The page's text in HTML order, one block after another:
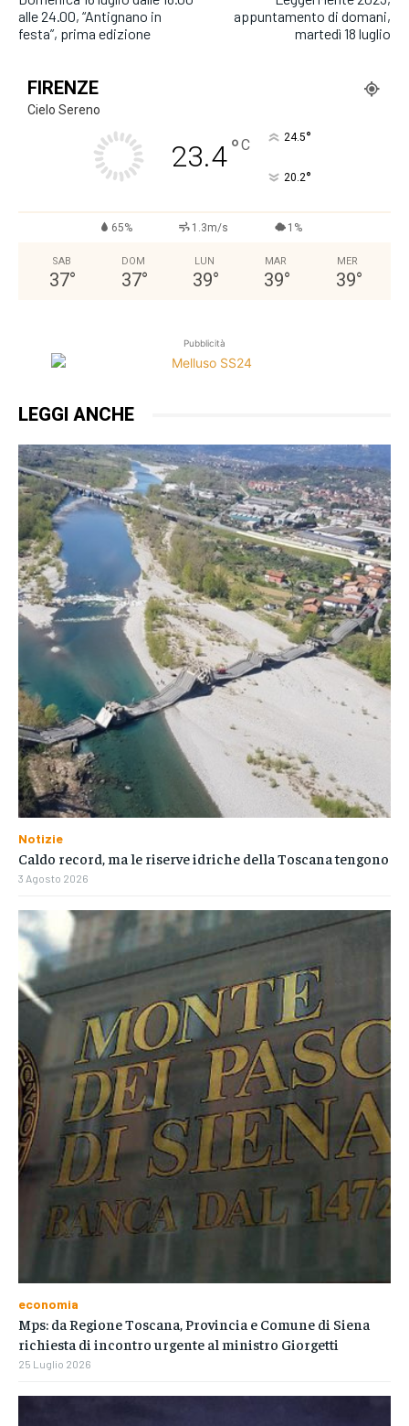
alle 24.00, “Antignano in
festa”, prima edizione
appuntamento di domani,
martedì 18 luglio
FIRENZE
Cielo Sereno
23.4°C 24.5°
20.2°
65% 1.3m/s 1%
SAB
37°
DOM
37°
LUN
39°
MAR
39°
MER
39°
Pubblicità
LEGGI ANCHE
Notizie
Caldo record, ma le riserve idriche della Toscana tengono
3 Agosto 2026
economia
Mps: da Regione Toscana, Provincia e Comune di Siena
richiesta di incontro urgente al ministro Giorgetti
25 Luglio 2026